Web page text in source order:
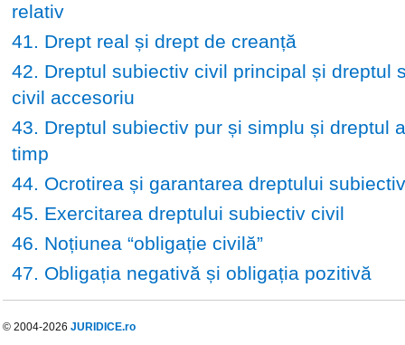
relativ
41. Drept real și drept de creanță
42. Dreptul subiectiv civil principal și dreptul
civil accesoriu
43. Dreptul subiectiv pur și simplu și dreptul
timp
44. Ocrotirea și garantarea dreptului
45. Exercitarea dreptului subiectiv civil
46. Noțiunea “obligație civilă”
47. Obligația negativă și obligația pozitivă
© 2004-2026 JURIDICE.ro